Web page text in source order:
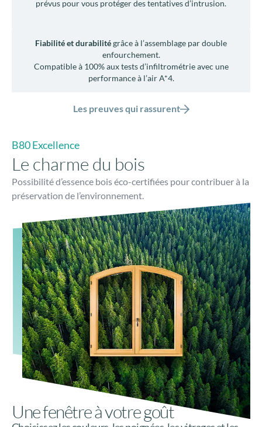
prévus pour vous protéger des tentatives d’intrusion.
Fiabilité et durabilitégrâce à l’assemblage par double
enfourchement.
Compatible à 100% aux tests d’infiltrométrie avec une
performance à l’air A*4.
Les preuves qui rassurent
B80 Excellence
Le charme du bois
Possibilité d’essence bois éco-certifiées pour contribuer à la
préservation de l’environnement.
Une fenêtre à votre goût